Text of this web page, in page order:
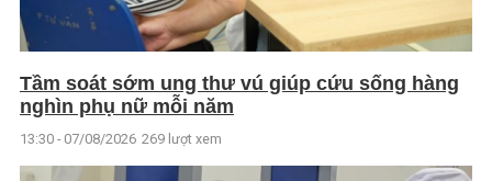
Tầm soát sớm ung thư vú giúp cứu sống hàng
nghìn phụ nữ mỗi năm
13:30 - 07/08/2026 269 lượt xem